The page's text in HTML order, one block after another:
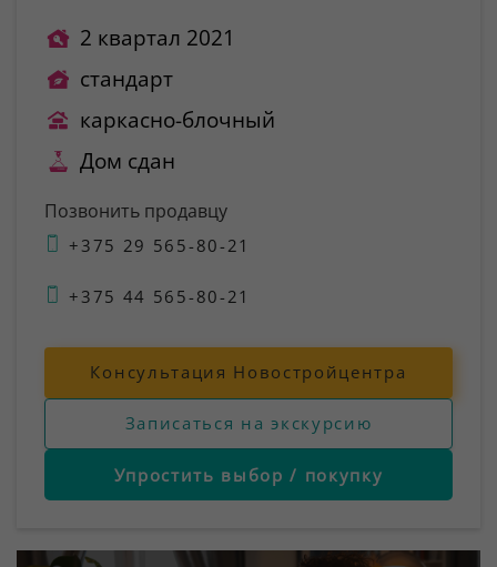
2 квартал 2021
стандарт
каркасно-блочный
Дом сдан
Позвонить продавцу
+375 29 565-80-21
+375 44 565-80-21
Консультация Новостройцентра
Записаться на экскурсию
Упростить выбор / покупку